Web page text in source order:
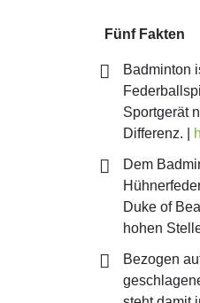
Fünf Fakten
Badminton
Sportgerät
Differenz. |
Dem
Duke of
hohen
Bezogen